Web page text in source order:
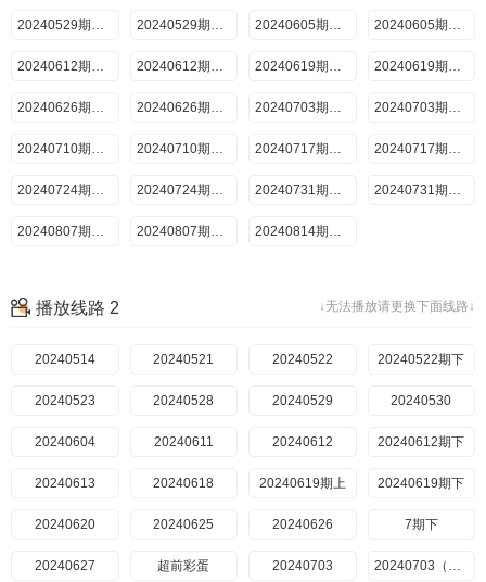
20240529期：妙手之争I（上） 20240529期：妙手之争I（下） 20240605期：冰与火之舞I（上） 20240605期：冰与火之舞I（下）
20240612期：禁闭“逃杀”Ⅱ（上） 20240612期：禁闭“逃杀”Ⅱ（下） 20240619期：妙手之争Ⅱ（上） 20240619期：妙手之争Ⅱ（下）
20240626期：冰与火之舞Ⅱ（上） 20240626期：冰与火之舞Ⅱ（下） 20240703期：星际之战Ⅰ（上） 20240703期：星际之战Ⅰ（下）
20240710期：竞宝风云Ⅰ（上） 20240710期：竞宝风云Ⅰ（下） 20240717期：星际之战Ⅱ（上） 20240717期：星际之战Ⅱ（下）
20240724期：竞宝风云Ⅱ（上） 20240724期：竞宝风云Ⅱ（下） 20240731期：王牌的诞生Ⅰ（上） 20240731期：王牌的诞生Ⅰ（下）
20240807期：王牌的诞生Ⅱ（上） 20240807期：王牌的诞生Ⅱ（下） 20240814期：收官晚宴
↓无法播放请更换下面线路↓
播放线路 2
20240514 20240521 20240522 20240522期下
20240523 20240528 20240529 20240530
20240604 20240611 20240612 20240612期下
20240613 20240618 20240619期上 20240619期下
20240620 20240625 20240626 7期下
20240627 超前彩蛋 20240703 20240703（下）